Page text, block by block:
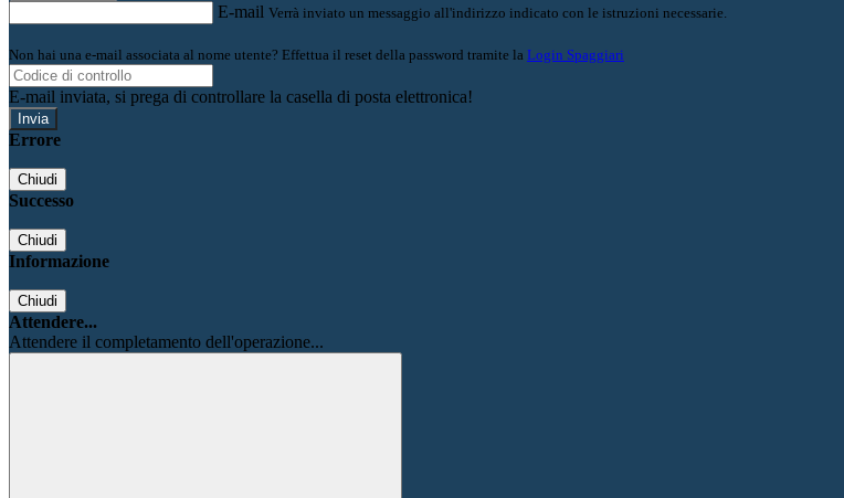
E-mail Verrà inviato un messaggio all'indirizzo indicato con le istruzioni necessarie.
Non hai una e-mail associata al nome utente? Effettua il reset della password tramite la Login Spaggiari
E-mail inviata, si prega di controllare la casella di posta elettronica!
Errore
Chiudi
Successo
Chiudi
Informazione
Chiudi
Attendere...
Attendere il completamento dell'operazione...